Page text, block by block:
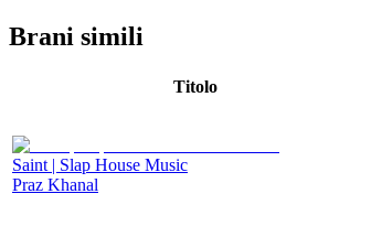
Brani simili
Titolo
Saint | Slap House Music
Praz Khanal